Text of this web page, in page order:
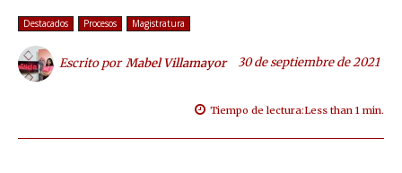
Destacados Procesos Magistratura
Escrito por Mabel Villamayor 30 de septiembre de 2021
Tiempo de lectura:Less than 1 min.